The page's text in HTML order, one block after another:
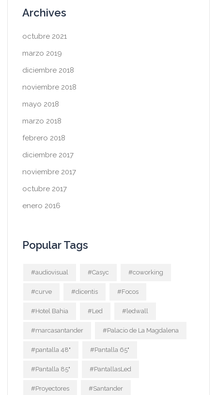
Archives
octubre 2021
marzo 2019
diciembre 2018
noviembre 2018
mayo 2018
marzo 2018
febrero 2018
diciembre 2017
noviembre 2017
octubre 2017
enero 2016
Popular Tags
#audiovisual #Casyc #coworking
#curve #dicentis #Focos
#Hotel Bahia #Led #ledwall
#marcasantander #Palacio de La Magdalena
#pantalla 48" #Pantalla 65"
#Pantalla 85" #PantallasLed
#Proyectores #Santander